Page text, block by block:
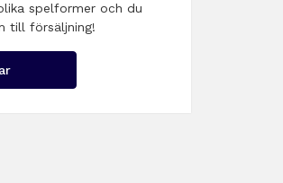
spelformer och du
till försäljning!